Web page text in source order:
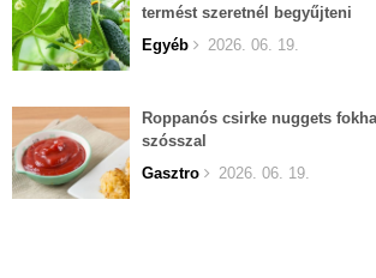
termést szeretnél begyűjteni
Egyéb
2026. 06. 19.
Roppanós csirke nuggets
szósszal
Gasztro
2026. 06. 19.